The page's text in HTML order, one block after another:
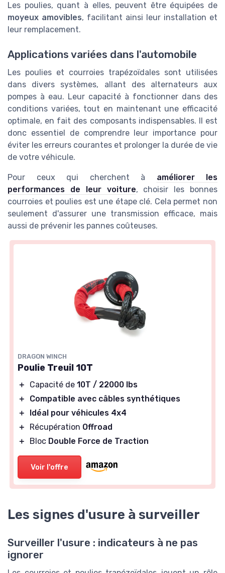
Les poulies, quant à elles, peuvent être équipées de
moyeux amovibles, facilitant ainsi leur installation et
leur remplacement.
Applications variées dans l'automobile
Les poulies et courroies trapézoïdales sont utilisées
dans divers systèmes, allant des alternateurs aux
pompes à eau. Leur capacité à fonctionner dans des
conditions variées, tout en maintenant une efficacité
optimale, en fait des composants indispensables. Il est
donc essentiel de comprendre leur importance pour
éviter les erreurs courantes et prolonger la durée de vie
de votre véhicule.
Pour ceux qui cherchent à améliorer les
performances de leur voiture, choisir les bonnes
courroies et poulies est une étape clé. Cela permet non
seulement d'assurer une transmission efficace, mais
aussi de prévenir les pannes coûteuses.
DRAGON WINCH
Poulie Treuil 10T
＋ Capacité de 10T / 22000 lbs
＋
Compatible avec câbles synthétiques
＋
Idéal pour véhicules 4x4
＋
Récupération Offroad
＋
Bloc Double Force de Traction
Voir l'offre
Les signes d'usure à surveiller
Surveiller l'usure : indicateurs à ne pas
ignorer